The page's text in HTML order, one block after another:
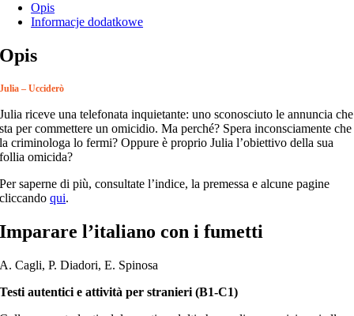
Opis
Informacje dodatkowe
Opis
Julia – Ucciderò
Julia riceve una telefonata inquietante: uno sconosciuto le annuncia che
sta per commettere un omicidio. Ma perché? Spera inconsciamente che
la criminologa lo fermi? Oppure è proprio Julia l’obiettivo della sua
follia omicida?
Per saperne di più, consultate l’indice, la premessa e alcune pagine
cliccandoqui.
Imparare l’italiano con i fumetti
A. Cagli, P. Diadori, E. Spinosa
Testi autentici e attività per stranieri (B1-C1)